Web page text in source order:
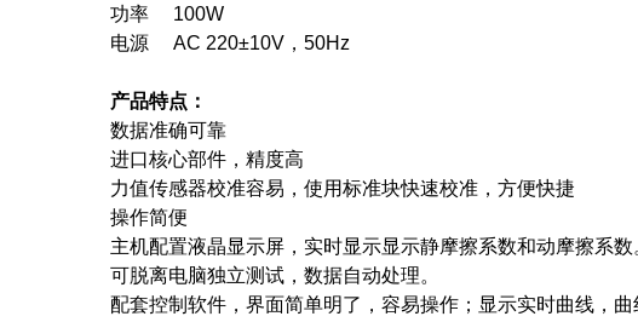
功率 100W
电源 AC 220±10V，50Hz
产品特点：
数据准确可靠
进口核心部件，精度高
力值传感器校准容易，使用标准块快速校准，方便快捷
操作简便
主机配置液晶显示屏，实时显示显示静摩擦系数和动摩擦系数
可脱离电脑独立测试，数据自动处理。
配套控制软件，界面简单明了，容易操作；显示实时曲线，曲